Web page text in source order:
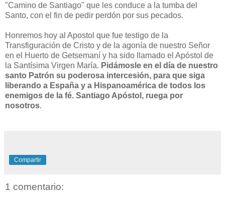
"Camino de Santiago" que les conduce a la tumba del
Santo, con el fin de pedir perdón por sus pecados.
Honremos hoy al Apostol que fue testigo de la
Transfiguración de Cristo y de la agonía de nuestro Señor
en el Huerto de Getsemaní y ha sido llamado el Apóstol de
la Santísima Virgen María. Pidámosle en el día de nuestro
santo Patrón su poderosa intercesión, para que siga
liberando a España y a Hispanoamérica de todos los
enemigos de la fé. Santiago Apóstol, ruega por
nosotros.
Compartir
1 comentario: